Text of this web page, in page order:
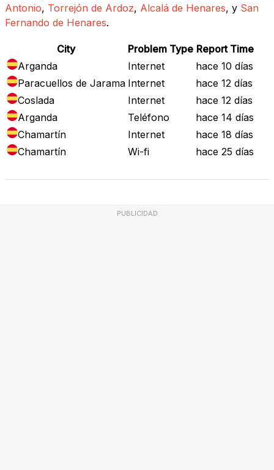
Antonio, Torrejón de Ardoz, Alcalá de Henares, y San
Fernando de Henares.
City Problem Type Report Time
Arganda
Internet
hace 10 días
Paracuellos de Jarama Internet
hace 12 días
Coslada
Internet
hace 12 días
Arganda
Teléfono
hace 14 días
Chamartín
Internet
hace 18 días
Chamartín
Wi-fi hace 25 días
PUBLICIDAD